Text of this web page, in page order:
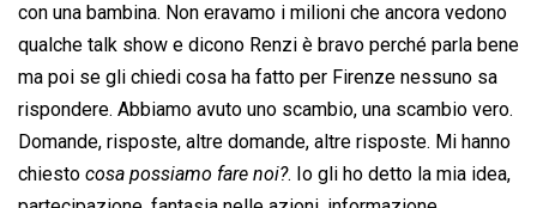
con una bambina. Non eravamo i milioni che ancora vedono
qualche talk show e dicono Renzi è bravo perché parla bene
ma poi se gli chiedi cosa ha fatto per Firenze nessuno sa
rispondere. Abbiamo avuto uno scambio, una scambio vero.
Domande, risposte, altre domande, altre risposte. Mi hanno
chiesto  cosa possiamo fare noi?. Io gli ho detto la mia idea,